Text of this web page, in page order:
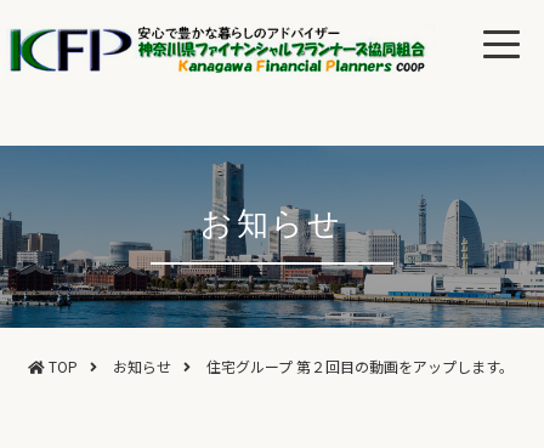
お知らせ
TOP お知らせ 住宅グループ 第２回目の動画をアップします。